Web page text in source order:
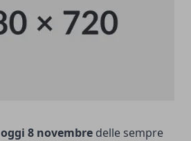
oggi 8 novembre delle sempre